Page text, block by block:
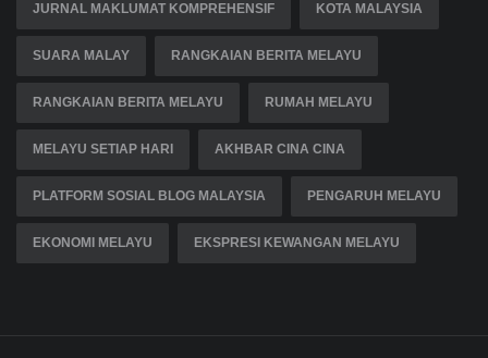
JURNAL MAKLUMAT KOMPREHENSIF KOTA MALAYSIA
SUARA MALAY RANGKAIAN BERITA MELAYU
RANGKAIAN BERITA MELAYU RUMAH MELAYU
MELAYU SETIAP HARI AKHBAR CINA CINA
PLATFORM SOSIAL BLOG MALAYSIA PENGARUH MELAYU
EKONOMI MELAYU EKSPRESI KEWANGAN MELAYU